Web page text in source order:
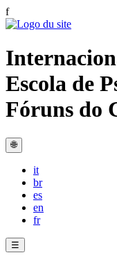
f
Escola de
Fóruns do
🌐
it
br
es
en
fr
☰